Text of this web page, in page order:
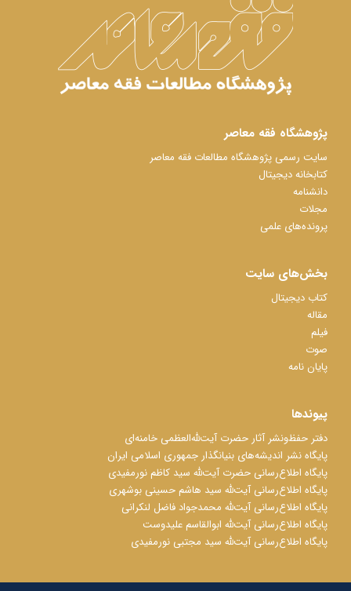
پژوهشگاه فقه معاصر
سایت رسمی پژوهشگاه مطالعات فقه معاصر
کتابخانه دیجیتال
دانشنامه
مجلات
پرونده‌های علمی
بخش‌های سایت
کتاب دیجیتال
مقاله
فیلم
صوت
پایان نامه
پیوندها
دفتر حفظ‌‌‌ونشر آثار حضرت آیت‌ﷲ‌العظمی خامنه‌ای
پایگاه نشر اندیشه‌های بنیانگذار جمهوری اسلامی ایران
پایگاه اطلاع‌رسانی حضرت آیت‌ﷲ سید کاظم نورمفیدی
پایگاه اطلاع‌رسانی آیت‌ﷲ سید هاشم حسینی بوشهری
پایگاه اطلاع‌رسانی آیت‌ﷲ محمدجواد فاضل لنکرانی
پایگاه اطلاع‌رسانی آیت‌ﷲ ابوالقاسم علیدوست
پایگاه اطلاع‌رسانی آیت‌ﷲ سید مجتبی نورمفیدی